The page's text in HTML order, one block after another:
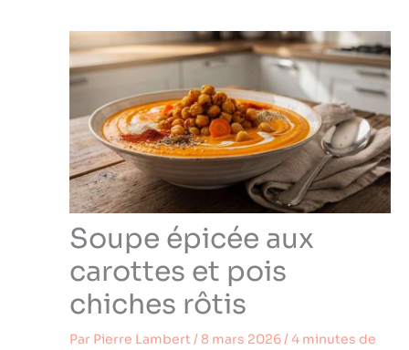
Soupe épicée aux
carottes et pois
chiches rôtis
Par Pierre Lambert/8 mars 2026/4 minutes de